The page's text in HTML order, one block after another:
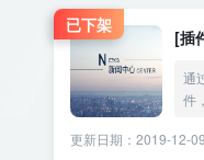
已下架
[插
通
件
更新日期：2019-12-